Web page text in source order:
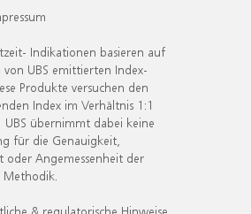
Indikationen basieren auf
UBS emittierten Index-
Produkte versuchen den
Index im Verhältnis 1:1
UBS übernimmt dabei keine
für die Genauigkeit,
oder Angemessenheit der